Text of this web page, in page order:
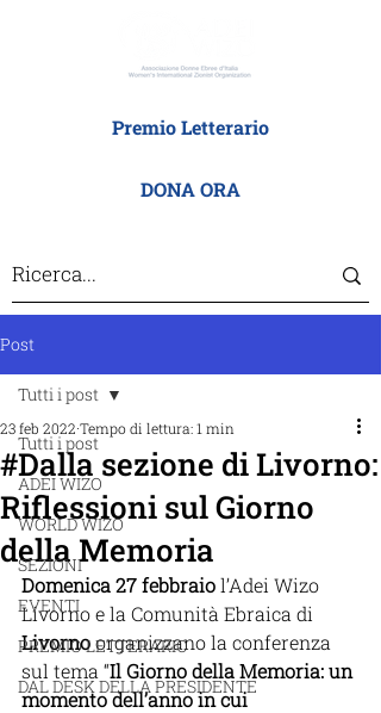
Premio Letterario
DONA ORA
Post
Tutti i post
ADEI WIZO
WORLD WIZO
SEZIONI
EVENTI
PREMIO LETTERARIO
DAL DESK DELLA PRESIDENTE
Tutti i post
#Dalla sezione di Livorno:
Riflessioni sul Giorno
della Memoria
23 feb 2022 Tempo di lettura: 1 min
Domenica 27 febbraio l’Adei Wizo
Livorno e la Comunità Ebraica di
Livorno organizzano la conferenza
sul tema “Il Giorno della Memoria: un
momento dell’anno in cui